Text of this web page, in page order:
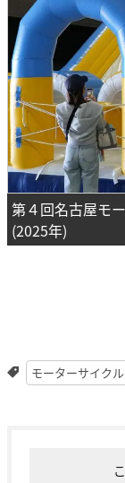
第４回名古屋モ
(2025年)
モーターサイク